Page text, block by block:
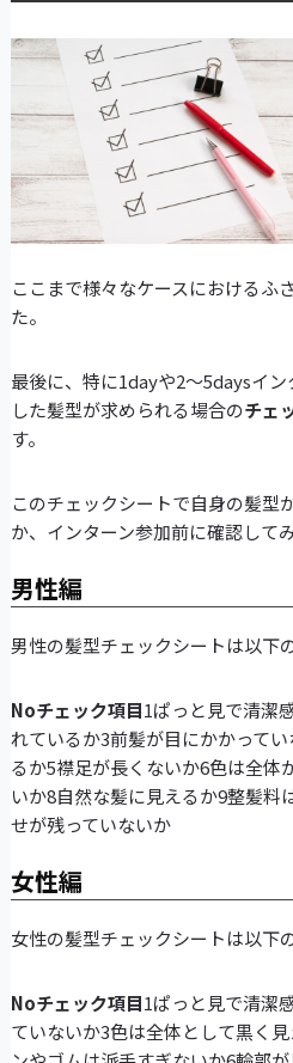
ここまで様々なケースにおけるふ
た。
最後に、特に1dayや2～5daysイ
した髪型が求められる場合のチェ
す。
このチェックシートで自身の髪型
か、インターン参加前に確認して
男性編
男性の髪型チェックシートは以下
Noチェック項目1ぱっと見で清潔
れているか3前髪が目にかかって
るか5襟足が長くないか6色は全体
いか8自然な髪に見えるか9整髪料
せが残っていないか
女性編
女性の髪型チェックシートは以下
Noチェック項目1ぱっと見で清潔
ていないか3色は全体として黒く